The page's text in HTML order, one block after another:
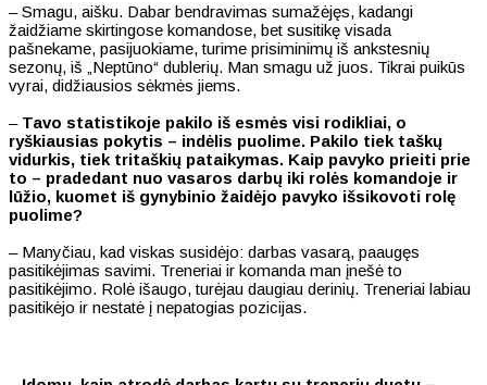
– Smagu, aišku. Dabar bendravimas sumažėjęs, kadangi
žaidžiame skirtingose komandose, bet susitikę visada
pašnekame, pasijuokiame, turime prisiminimų iš ankstesnių
sezonų, iš „Neptūno“ dublerių. Man smagu už juos. Tikrai puikūs
vyrai, didžiausios sėkmės jiems.
– Tavo statistikoje pakilo iš esmės visi rodikliai, o
ryškiausias pokytis – indėlis puolime. Pakilo tiek taškų
vidurkis, tiek tritaškių pataikymas. Kaip pavyko prieiti prie
to – pradedant nuo vasaros darbų iki rolės komandoje ir
lūžio, kuomet iš gynybinio žaidėjo pavyko išsikovoti rolę
puolime?
– Manyčiau, kad viskas susidėjo: darbas vasarą, paaugęs
pasitikėjimas savimi. Treneriai ir komanda man įnešė to
pasitikėjimo. Rolė išaugo, turėjau daugiau derinių. Treneriai labiau
pasitikėjo ir nestatė į nepatogias pozicijas.